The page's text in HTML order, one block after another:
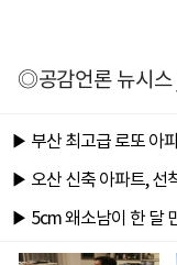
◎공감언론 뉴시스